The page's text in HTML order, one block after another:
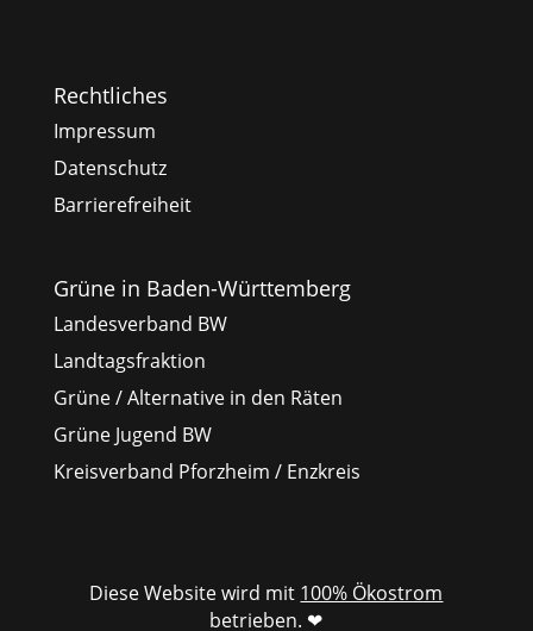
Rechtliches
Impressum
Datenschutz
Barrierefreiheit
Grüne in Baden-Württemberg
Landesverband BW
Landtagsfraktion
Grüne / Alternative in den Räten
Grüne Jugend BW
Kreisverband Pforzheim / Enzkreis
Diese Website wird mit 100% Ökostrom
betrieben. ❤